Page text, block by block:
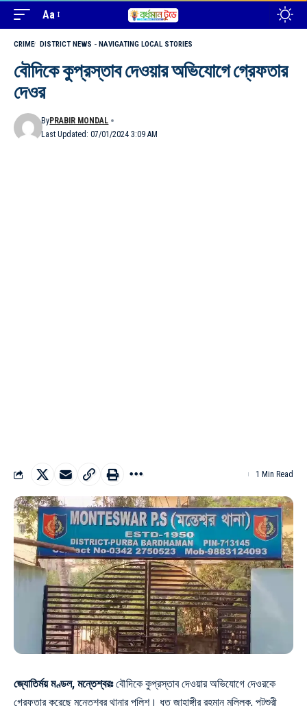
Aa
CRIME DISTRICT NEWS - NAVIGATING LOCAL STORIES
বৌদিকে কুপ্রস্তাব দেওয়ার অভিযোগে গ্রেফতার
দেওর
Last Updated: 07/01/2024 3:09 AM
ByPRABIR MONDAL
1 Min Read
জ্যোতির্ময় মণ্ডল, মন্তেশ্বরঃবৌদিকে কুপ্রস্তাব দেওয়ার অভিযোগে দেওরকে
গ্রেফতার করেছে মন্তেশ্বর থানার পুলিশ। ধৃত জাহাঙ্গীর রহমান মল্লিক, পুটশুরী